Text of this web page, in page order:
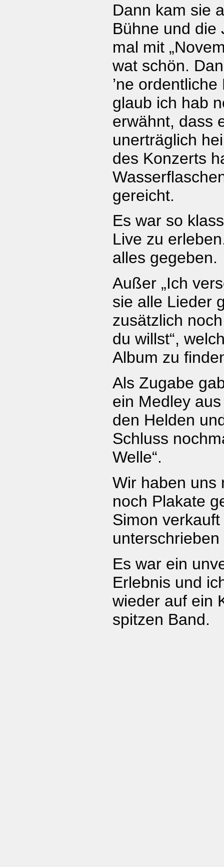
Dann kam sie
Bühne und die
mal mit
wat schön.
’ne
glaub ich hab
erwähnt, dass
unerträglich
des Konzerts
gereicht.
Es war so
Live zu
alles gegeben.
Außer „Ich
sie alle Lieder
zusätzlich noch
du willst“,
Album zu
Als Zugabe
ein Medley
den Helden
Schluss
Welle“.
Wir haben uns
noch Plakate
Simon
Es war ein
Erlebnis und
wieder auf ein
spitzen Band.